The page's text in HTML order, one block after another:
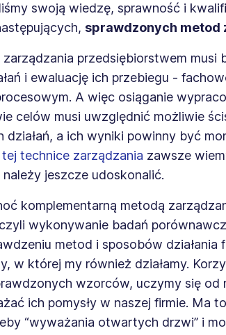
swoją wiedzę, sprawność i
sprawdzonych metod
przedsiębiorstwem musi
i ewaluację ich przebiegu -
A więc osiąganie
celów musi uwzględnić możliwie
działań, a ich wyniki powinny być
technice zarządzania zawsze
jeszcze udoskonalić.
komplementarną metodą
wykonywanie badań
metod i sposobów działania
w której my również działamy.
wzorców, uczymy się od
ich pomysły w naszej firmie. Ma
“wyważania otwartych drzwi” i